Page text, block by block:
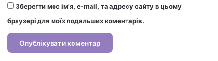
Зберегти моє ім'я, e-mail, та адресу сайту в цьому
браузері для моїх подальших коментарів.